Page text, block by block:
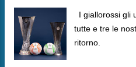
I giallorossi gli
tutte e tre le
ritorno.